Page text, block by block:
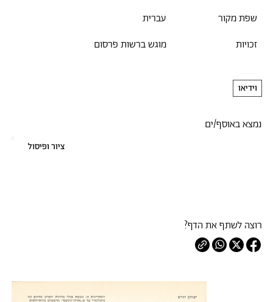
שפת מקור
עברית
זכויות
מוגש ברשות פרסום
וידיאו
נמצא באוסף/ים
ציור ופיסול
רוצה לשתף את הדף?